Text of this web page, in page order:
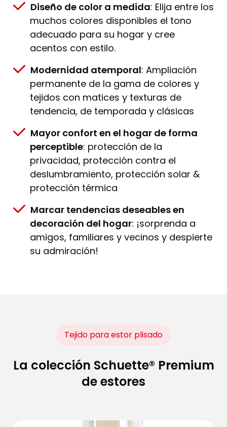
Diseño de color a medida: Elija entre los
muchos colores disponibles el tono
adecuado para su hogar y cree
acentos con estilo.
Modernidad atemporal: Ampliación
permanente de la gama de colores y
tejidos con matices y texturas de
tendencia, de temporada y clásicas
Mayor confort en el hogar de forma
perceptible: protección de la
privacidad, protección contra el
deslumbramiento, protección solar &
protección térmica
Marcar tendencias deseables en
decoración del hogar: ¡sorprenda a
amigos, familiares y vecinos y despierte
su admiración!
Tejido para estor plisado
La colección Schuette® Premium
de estores